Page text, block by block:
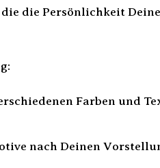
die Persönlichkeit
Farben und
nach Deinen